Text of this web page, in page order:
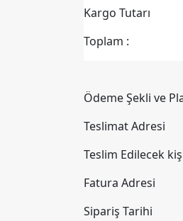
Kargo Tutarı
Toplam :
Ödeme Şekli ve
Teslimat Adresi
Teslim Edilecek
Fatura Adresi
Sipariş Tarihi